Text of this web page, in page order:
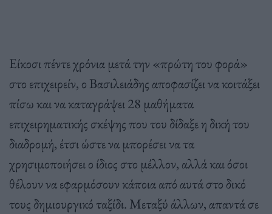
Είκοσι πέντε χρόνια μετά την «πρώτη του φορά»
στο επιχειρείν, ο Βασιλειάδης αποφασίζει να κοιτάξει
πίσω και να καταγράψει 28 μαθήματα
επιχειρηματικής σκέψης που του δίδαξε η δική του
διαδρομή, έτσι ώστε να μπορέσει να τα
χρησιμοποιήσει ο ίδιος στο μέλλον, αλλά και όσοι
θέλουν να εφαρμόσουν κάποια από αυτά στο δικό
τους δημιουργικό ταξίδι. Μεταξύ άλλων, απαντά σε